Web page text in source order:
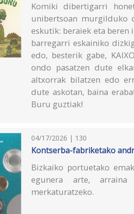
Komiki dibertigarri
unibertsoan murgilduko
eskutik: beraiek eta
barregarri eskainiko
edo, besterik gabe,
ondo pasatzen dute
altxorrak bilatzen edo
dute askotan, baina
Buru guztiak!
04/17/2026 | 130
Kontserba-fabriketako
Bizkaiko portuetako
egunera arte, arraina
merkaturatzeko.